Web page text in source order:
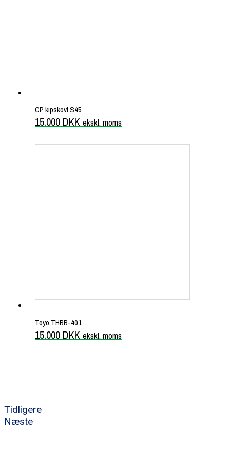
CP kipskovl S45
15.000 DKK ekskl. moms
Toyo THBB-401
15.000 DKK ekskl. moms
Tidligere
Næste